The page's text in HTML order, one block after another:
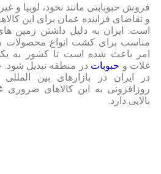
فروش حبوبابتی مانند نخود، لوبیا و
و تقاضای فزاینده عمان برای این
است. ایران به دلیل داشتن زمین
مناسب برای کشت انواع محصولات
امر باعث شده است تا کشور به
غلات و حبوبات در منطقه تبدیل شود.
در ایران در بازارهای بین
روزافزونی به این کالاهای ضروری
بالایی دارد.